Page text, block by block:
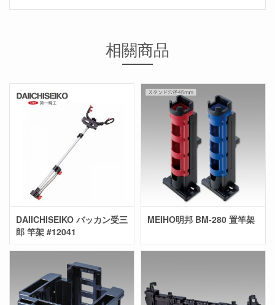
相關商品
DAIICHISEIKO バッカン受三
郎 竿架 #12041
MEIHO明邦 BM-280 置竿架